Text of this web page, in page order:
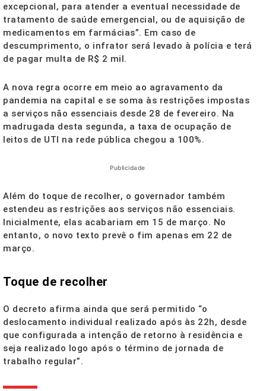
excepcional, para atender a eventual necessidade de
tratamento de saúde emergencial, ou de aquisição de
medicamentos em farmácias”. Em caso de
descumprimento, o infrator será levado à polícia e terá
de pagar multa de R$ 2 mil.
A nova regra ocorre em meio ao agravamento da
pandemia na capital e se soma às restrições impostas
a serviços não essenciais desde 28 de fevereiro. Na
madrugada desta segunda, a taxa de ocupação de
leitos de UTI na rede pública chegou a 100%.
Publicidade
Além do toque de recolher, o governador também
estendeu as restrições aos serviços não essenciais.
Inicialmente, elas acabariam em 15 de março. No
entanto, o novo texto prevê o fim apenas em 22 de
março.
Toque de recolher
O decreto afirma ainda que será permitido “o
deslocamento individual realizado após às 22h, desde
que configurada a intenção de retorno à residência e
seja realizado logo após o término de jornada de
trabalho regular”.